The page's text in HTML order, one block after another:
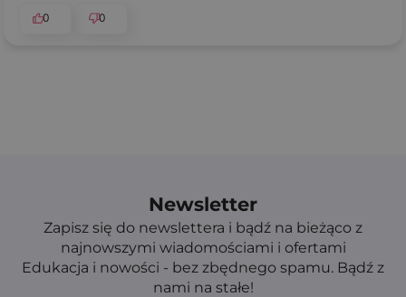
0
0
Newsletter
Zapisz się do newslettera i bądź na bieżąco z
najnowszymi wiadomościami i ofertami
Edukacja i nowości - bez zbędnego spamu. Bądź z
nami na stałe!